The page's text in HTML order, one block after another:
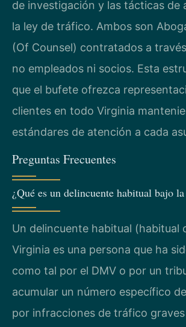
de investigación y las tácticas de
la ley de tráfico. Ambos son
(Of Counsel) contratados a
no empleados ni socios. Esta
que el bufete ofrezca
clientes en todo Virginia
estándares de atención a cada
Preguntas Frecuentes
¿Qué es un delincuente habitual bajo
Un delincuente habitual (habitual
Virginia es una persona que ha
como tal por el DMV o por un
acumular un número específico
por infracciones de tráfico